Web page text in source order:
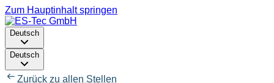
Zum Hauptinhalt springen
Deutsch
Deutsch
Zurück zu allen Stellen